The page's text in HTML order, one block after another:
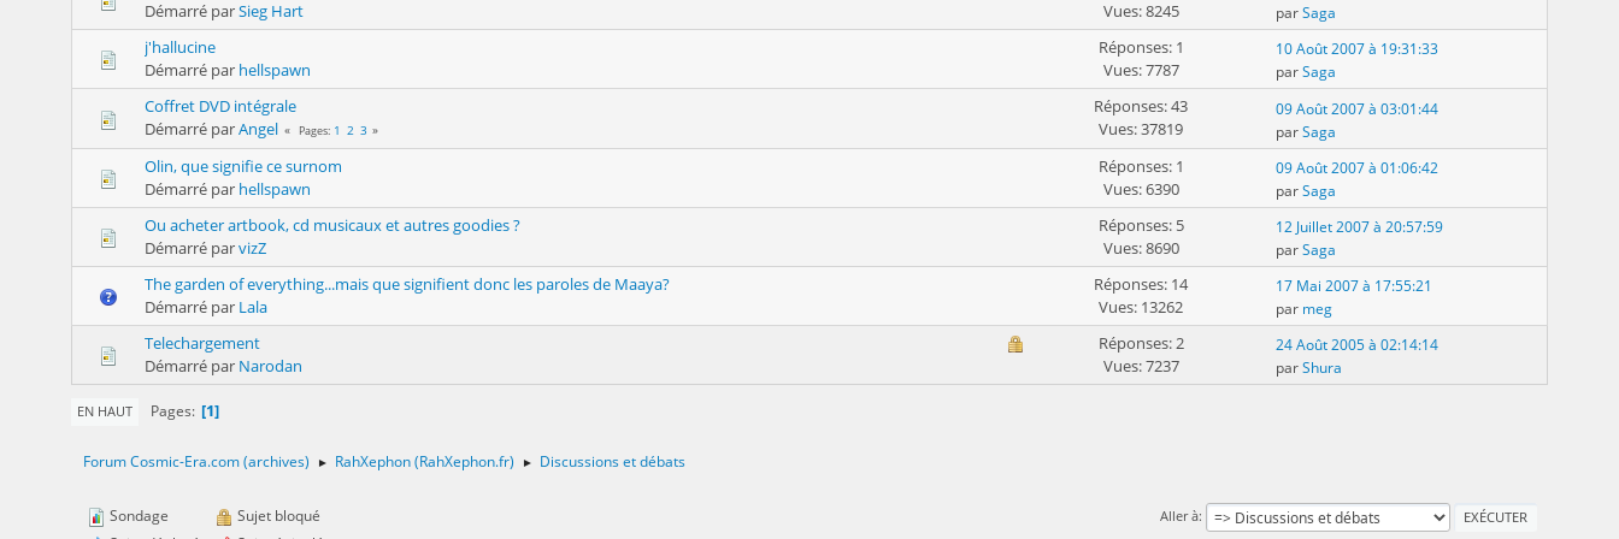
Démarré parSieg Hart Vues: 8245 parSaga
j'hallucine
Démarré par hellspawn
Réponses: 1
Vues: 7787
10 Août 2007 à 19:31:33
parSaga
Coffret DVD intégrale
Démarré parAngel Pages 1 2 3
Réponses: 43
Vues: 37819
09 Août 2007 à 03:01:44
parSaga
Olin, que signifie ce surnom
Démarré par hellspawn
Réponses: 1
Vues: 6390
09 Août 2007 à 01:06:42
parSaga
Ou acheter artbook, cd musicaux et autres goodies ?
Démarré parvizZ
Réponses: 5
Vues: 8690
12 Juillet 2007 à 20:57:59
parSaga
The garden of everything...mais que signifient donc les paroles de Maaya?
Démarré par Lala
Réponses: 14
Vues: 13262
17 Mai 2007 à 17:55:21
par meg
Telechargement
Démarré par Narodan
Réponses: 2
Vues: 7237
24 Août 2005 à 02:14:14
parShura
EN HAUT Pages 1
Forum Cosmic-Era.com (archives) ► RahXephon (RahXephon.fr) ► Discussions et débats
Aller à
Sondage
Sujet bloqué